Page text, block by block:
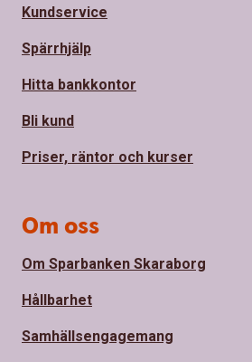
Kundservice
Spärrhjälp
Hitta bankkontor
Bli kund
Priser, räntor och kurser
Om oss
Om Sparbanken Skaraborg
Hållbarhet
Samhällsengagemang